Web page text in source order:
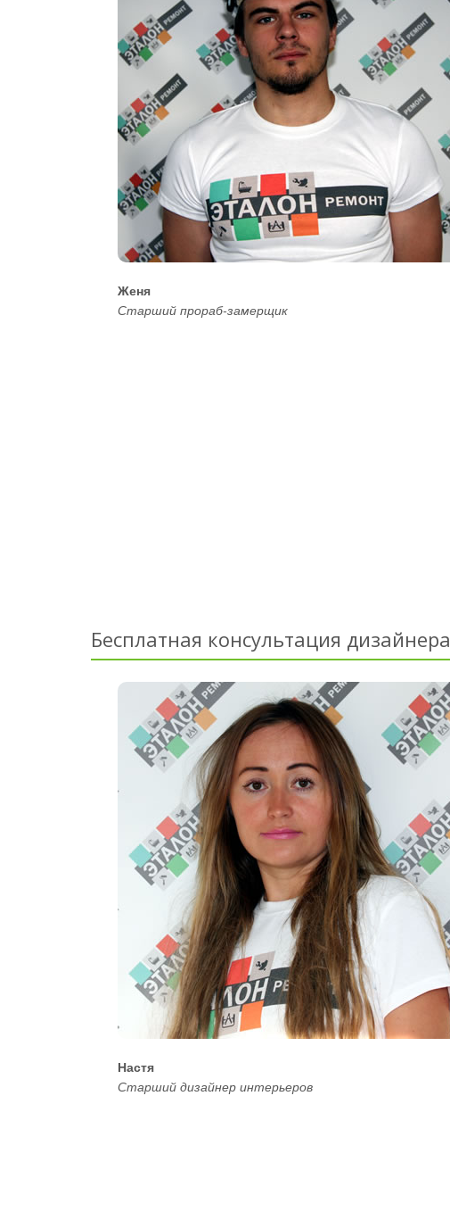
Женя
Старший прораб-замерщик
Бесплатная консультация дизайнера
Настя
Старший дизайнер интерьеров